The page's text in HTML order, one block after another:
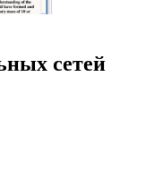
сетей